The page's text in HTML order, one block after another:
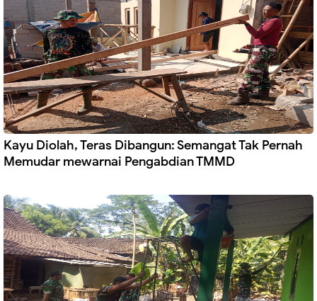
Kayu Diolah, Teras Dibangun: Semangat Tak Pernah
Memudar mewarnai Pengabdian TMMD